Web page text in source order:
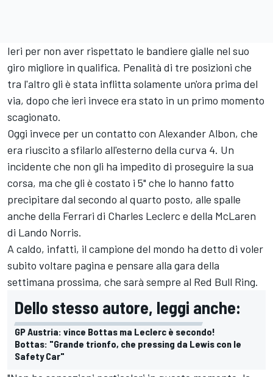
Ieri per non aver rispettato le bandiere gialle nel suo
giro migliore in qualifica. Penalità di tre posizioni che
tra l'altro gli è stata inflitta solamente un'ora prima del
via, dopo che ieri invece era stato in un primo momento
scagionato.
Oggi invece per un contatto con Alexander Albon, che
era riuscito a sfilarlo all'esterno della curva 4. Un
incidente che non gli ha impedito di proseguire la sua
corsa, ma che gli è costato i 5" che lo hanno fatto
precipitare dal secondo al quarto posto, alle spalle
anche della Ferrari di Charles Leclerc e della McLaren
di Lando Norris.
A caldo, infatti, il campione del mondo ha detto di voler
subito voltare pagina e pensare alla gara della
settimana prossima, che sarà sempre al Red Bull Ring.
Dello stesso autore, leggi anche:
GP Austria: vince Bottas ma Leclerc è secondo!
Bottas: "Grande trionfo, che pressing da Lewis con le
Safety Car"